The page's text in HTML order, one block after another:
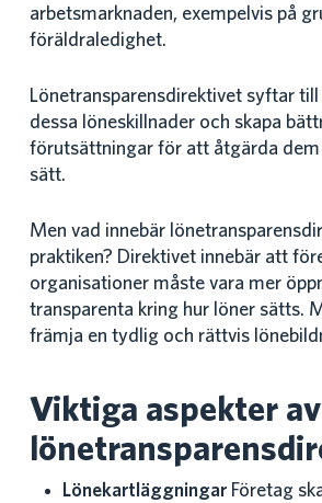
arbetsmarknaden, exempelvis på
föräldraledighet.
Lönetransparensdirektivet syftar
dessa löneskillnader och skapa
förutsättningar för att åtgärda
sätt.
Men vad innebär
praktiken? Direktivet innebär att
organisationer måste vara mer
transparenta kring hur löner sätts.
främja en tydlig och rättvis
Viktiga aspekter av
Lönekartläggningar Företag